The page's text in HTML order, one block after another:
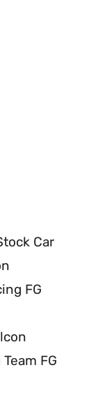
Car
FG
FG